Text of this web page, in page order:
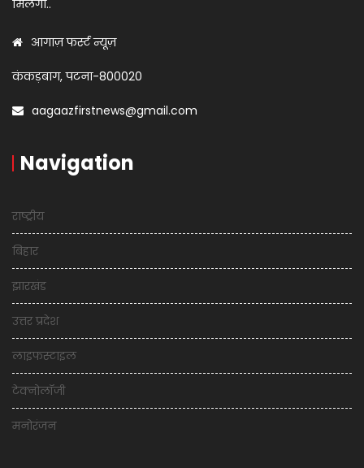
मिलेगा..
आगाज़ फर्स्ट न्यूज़
कंकड़बाग, पटना-800020
aagaazfirstnews@gmail.com
Navigation
राष्ट्रीय
बिहार
झारखंड
उत्तर प्रदेश
लाइफस्टाइल
टेक्नोलॉजी
मनोरंजन